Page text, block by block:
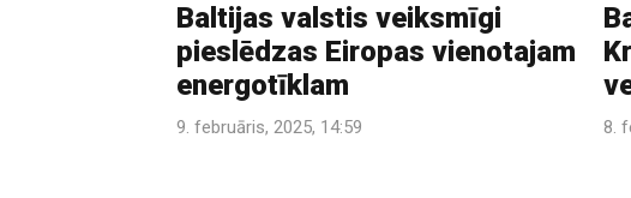
Baltijas valstis veiksmīgi
pieslēdzas Eiropas vienotajam
energotīklam
9. februāris, 2025, 14:59 8.